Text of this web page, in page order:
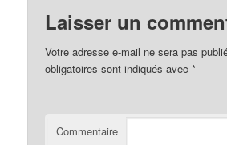
Laisser un
Votre adresse e-mail ne sera pas
obligatoires sont indiqués avec*
Commentaire